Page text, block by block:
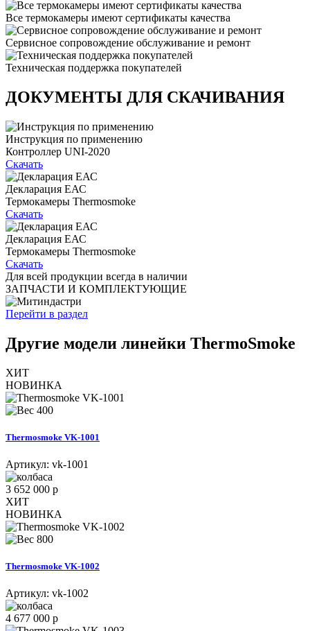
Все термокамеры имеют сертификаты качества
Сервисное сопровождение обслуживание и ремонт
Техническая поддержка покупателей
ДОКУМЕНТЫ ДЛЯ СКАЧИВАНИЯ
Инструкция по применению
Контроллер UNI-2020
Скачать
Декларация ЕАС
Термокамеры Thermosmoke
Скачать
Декларация ЕАС
Термокамеры Thermosmoke
Скачать
Для всей продукции всегда в наличии
ЗАПЧАСТИ И КОМПЛЕКТУЮЩИЕ
Перейти в раздел
Другие модели линейки ThermoSmoke
ХИТ
НОВИНКА
400
Thermosmoke VK-1001
Артикул: vk-1001
3 652 000 р
ХИТ
НОВИНКА
800
Thermosmoke VK-1002
Артикул: vk-1002
4 677 000 р